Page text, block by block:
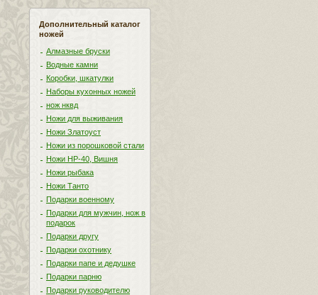
Дополнительный каталог
ножей
Алмазные бруски
Водные камни
Коробки, шкатулки
Наборы кухонных ножей
нож нквд
Ножи для выживания
Ножи Златоуст
Ножи из порошковой стали
Ножи НР-40, Вишня
Ножи рыбака
Ножи Танто
Подарки военному
Подарки для мужчин, нож в
подарок
Подарки другу
Подарки охотнику
Подарки папе и дедушке
Подарки парню
Подарки руководителю